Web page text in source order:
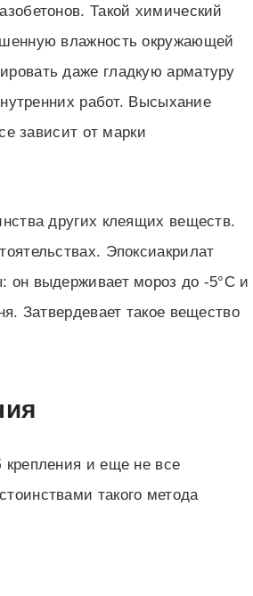
Такой химический
влажность окружающей
даже гладкую арматуру
работ. Высыхание
зависит от марки
других клеящих веществ.
Эпоксиакрилат
он выдерживает мороз до -5°С и
Затвердевает такое вещество
и еще не все
такого метода